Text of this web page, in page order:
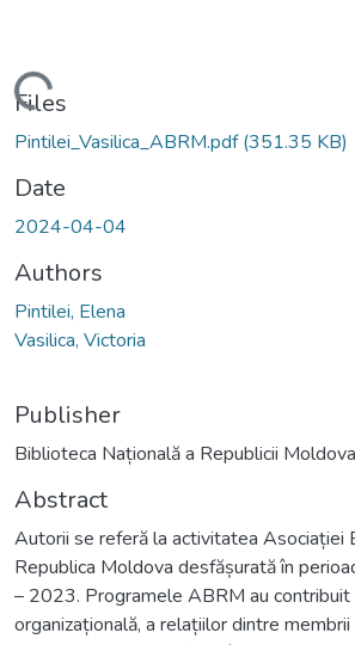
Loading...
Files
Pintilei_Vasilica_ABRM.pdf(351.35 KB)
Date
2024-04-04
Authors
Pintilei, Elena
Vasilica, Victoria
Publisher
Biblioteca Națională a Republicii Moldova
Abstract
Autorii se referă la activitatea Asociației
Republica Moldova desfășurată în
– 2023. Programele ABRM au contribuit
organizațională, a relațiilor dintre membrii